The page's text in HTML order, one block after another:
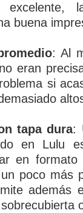
excelente,
buena
: Al
eran
si
tapa dura:
en Lulu
en
poco más
además